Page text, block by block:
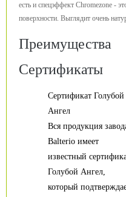
есть и спецэффект Chromezone -
поверхности. Выглядит очень
Преимущества
Сертификаты
Сертификат Голубой
Ангел
Вся продукция
Balterio имеет
известный
Голубой Ангел,
который